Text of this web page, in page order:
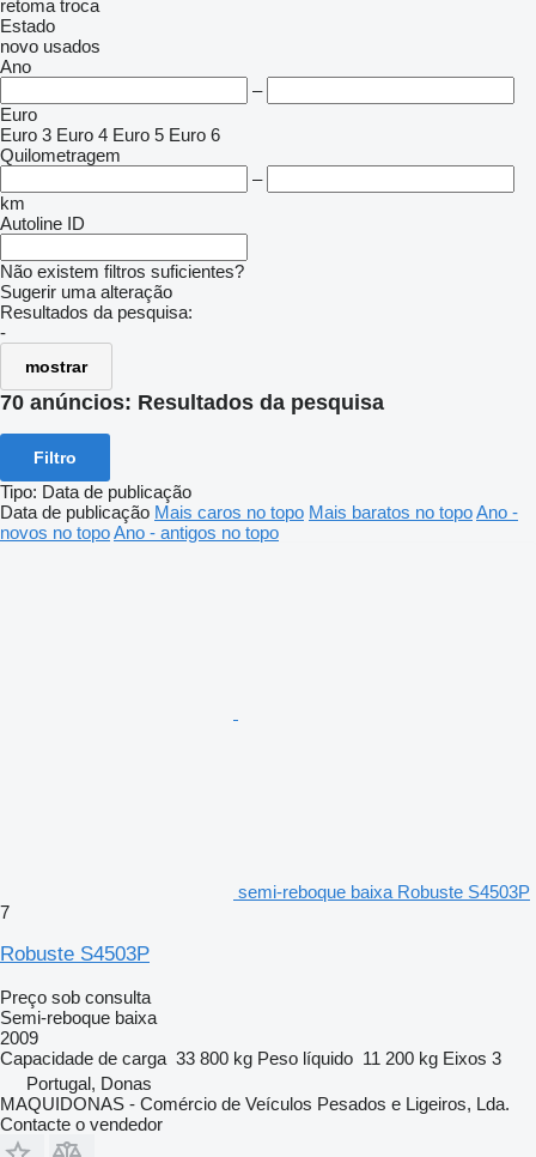
retoma troca
Estado
novo usados
Ano
–
Euro
Euro 3 Euro 4 Euro 5 Euro 6
Quilometragem
–
km
Autoline ID
Não existem filtros suficientes?
Sugerir uma alteração
Resultados da pesquisa:
-
mostrar
70 anúncios: Resultados da pesquisa
Filtro
Tipo: Data de publicação
Data de publicação Mais caros no topo Mais baratos no topoAno -
novos no topoAno - antigos no topo
semi-reboque baixa Robuste S4503P
7
Robuste S4503P
Preço sob consulta
Semi-reboque baixa
2009
Capacidade de carga 33 800 kg Peso líquido 11 200 kg Eixos 3
Portugal, Donas
MAQUIDONAS - Comércio de Veículos Pesados e Ligeiros, Lda.
Contacte o vendedor